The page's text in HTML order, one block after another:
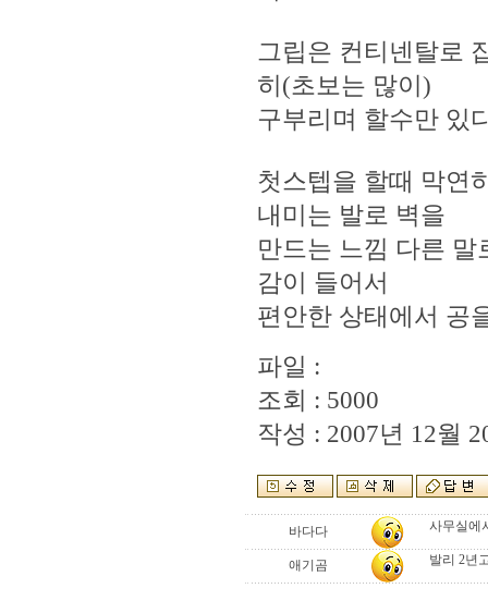
그립은 컨티넨탈로
히(초보는 많이)
구부리며 할수만 있
첫스텝을 할때 막연
내미는 발로 벽을
만드는 느낌 다른
감이 들어서
편안한 상태에서 공
파일 :
조회 : 5000
작성 : 2007년 12월
바다다 사무실에
애기곰 발리 2년